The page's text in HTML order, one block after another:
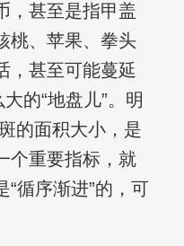
，甚至是指甲盖
桃、苹果、拳头
，甚至可能蔓延
的“地盘儿”。明
的面积大小，是
个重要指标，就
循序渐进”的，可